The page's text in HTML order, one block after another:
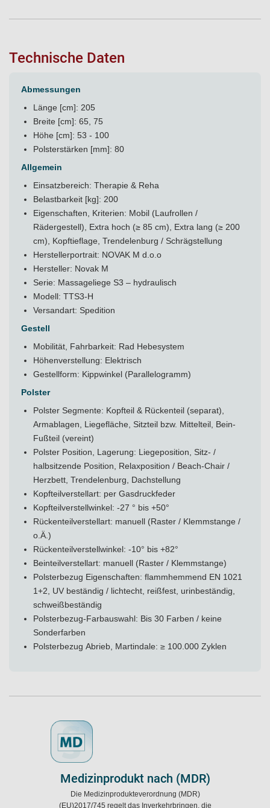
Technische Daten
Abmessungen
Länge [cm]: 205
Breite [cm]: 65, 75
Höhe [cm]: 53 - 100
Polsterstärken [mm]: 80
Allgemein
Einsatzbereich: Therapie & Reha
Belastbarkeit [kg]: 200
Eigenschaften, Kriterien: Mobil (Laufrollen /
Rädergestell), Extra hoch (≥ 85 cm), Extra lang (≥ 200
cm), Kopftieflage, Trendelenburg / Schrägstellung
Herstellerportrait: NOVAK M d.o.o
Hersteller: Novak M
Serie: Massageliege S3 – hydraulisch
Modell: TTS3-H
Versandart: Spedition
Gestell
Mobilität, Fahrbarkeit: Rad Hebesystem
Höhenverstellung: Elektrisch
Gestellform: Kippwinkel (Parallelogramm)
Polster
Polster Segmente: Kopfteil & Rückenteil (separat),
Armablagen, Liegefläche, Sitzteil bzw. Mittelteil, Bein-
Fußteil (vereint)
Polster Position, Lagerung: Liegeposition, Sitz- /
halbsitzende Position, Relaxposition / Beach-Chair /
Herzbett, Trendelenburg, Dachstellung
Kopfteilverstellart: per Gasdruckfeder
Kopfteilverstellwinkel: -27 ° bis +50°
Rückenteilverstellart: manuell (Raster / Klemmstange /
o.Ä.)
Rückenteilverstellwinkel: -10° bis +82°
Beinteilverstellart: manuell (Raster / Klemmstange)
Polsterbezug Eigenschaften: flammhemmend EN 1021
1+2, UV beständig / lichtecht, reißfest, urinbeständig,
schweißbeständig
Polsterbezug-Farbauswahl: Bis 30 Farben / keine
Sonderfarben
Polsterbezug Abrieb, Martindale: ≥ 100.000 Zyklen
Medizinprodukt nach (MDR)
Die Medizinprodukteverordnung (MDR)
(EU)2017/745 regelt das Inverkehrbringen, die